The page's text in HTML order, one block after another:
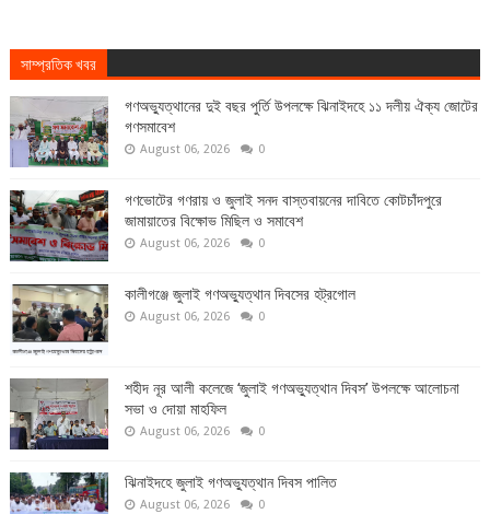
সাম্প্রতিক খবর
গণঅভ্যুত্থানের দুই বছর পুর্তি উপলক্ষে ঝিনাইদহে ১১ দলীয় ঐক্য জোটের
গণসমাবেশ
August 06, 2026 0
গণভোটের গণরায় ও জুলাই সনদ বাস্তবায়নের দাবিতে কোটচাঁদপুরে
জামায়াতের বিক্ষোভ মিছিল ও সমাবেশ
August 06, 2026 0
কালীগঞ্জে জুলাই গণঅভ্যুত্থান দিবসের হট্রগোল
August 06, 2026 0
শহীদ নূর আলী কলেজে ‘জুলাই গণঅভ্যুত্থান দিবস’ উপলক্ষে আলোচনা
সভা ও দোয়া মাহফিল
August 06, 2026 0
ঝিনাইদহে জুলাই গণঅভ্যুত্থান দিবস পালিত
August 06, 2026 0